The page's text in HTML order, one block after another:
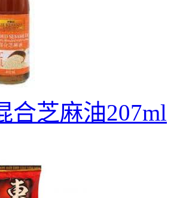
合芝麻油207ml